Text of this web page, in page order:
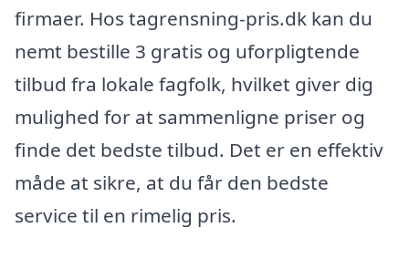
firmaer. Hos tagrensning-pris.dk kan du
nemt bestille 3 gratis og uforpligtende
tilbud fra lokale fagfolk, hvilket giver dig
mulighed for at sammenligne priser og
finde det bedste tilbud. Det er en effektiv
måde at sikre, at du får den bedste
service til en rimelig pris.